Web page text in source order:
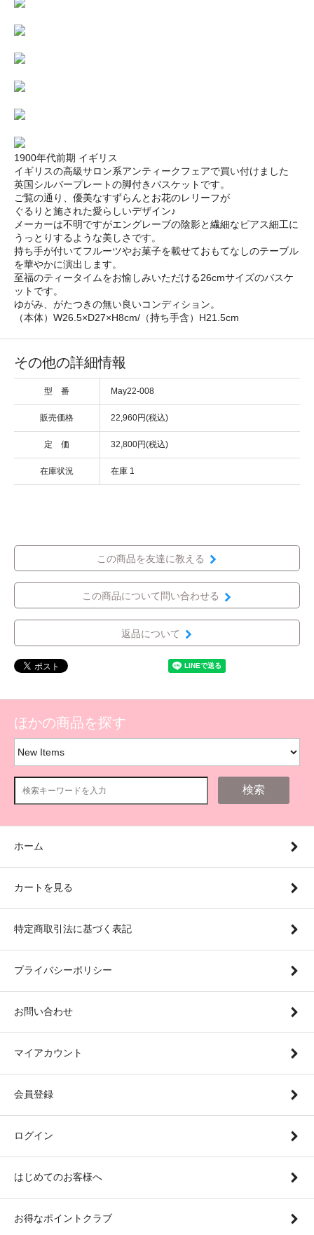
1900年代前期 イギリス
イギリスの高級サロン系アンティークフェアで買い付けました
英国シルバープレートの脚付きバスケットです。
ご覧の通り、優美なすずらんとお花のレリーフが
ぐるりと施された愛らしいデザイン♪
メーカーは不明ですがエングレーブの陰影と繊細なピアス細工に
うっとりするような美しさです。
持ち手が付いてフルーツやお菓子を載せておもてなしのテーブル
を華やかに演出します。
至福のティータイムをお愉しみいただける26cmサイズのバスケ
ットです。
ゆがみ、がたつきの無い良いコンディション。
（本体）W26.5×D27×H8cm/（持ち手含）H21.5cm
その他の詳細情報
型 番 May22-008
販売価格 22,960円(税込)
定 価 32,800円(税込)
在庫状況 在庫 1
この商品を友達に教える
この商品について問い合わせる
返品について
ほかの商品を探す
検索
ホーム
カートを見る
特定商取引法に基づく表記
プライバシーポリシー
お問い合わせ
マイアカウント
会員登録
ログイン
はじめてのお客様へ
お得なポイントクラブ